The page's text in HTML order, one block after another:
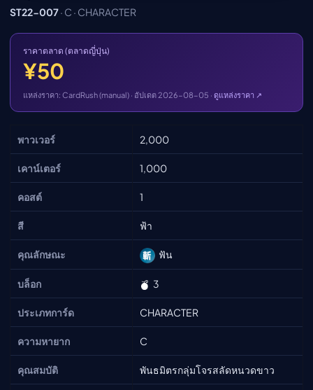
ST22-007· C · CHARACTER
ราคาตลาด (ตลาดญี่ปุ่น)
¥50
แหล่งราคา: CardRush (manual) · อัปเดต 2026-08-05 · ดูแหล่งราคา ↗
พาวเวอร์ 2,000
เคาน์เตอร์ 1,000
คอสต์ 1
สี ฟ้า
คุณลักษณะ ฟัน
บล็อก 3
ประเภทการ์ด CHARACTER
ความหายาก C
คุณสมบัติ พันธมิตรกลุ่มโจรสลัดหนวดขาว